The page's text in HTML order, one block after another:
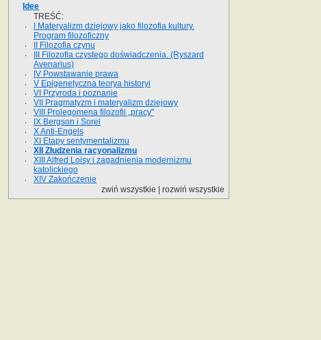
Idee
TREŚĆ:
I Materyalizm dziejowy jako filozofia kultury.
Program filozoficzny
II Filozofia czynu
III Filozofia czystego doświadczenia. (Ryszard
Avenarius)
IV Powstawanie prawa
V Epigenetyczna teorya historyi
VI Przyroda i poznanie
VII Pragmatyzm i materyalizm dziejowy
VIII Prolegomena filozofii „pracy"
IX Bergson i Sorel
X Anti-Engels
XI Etapy sentymentalizmu
XII Złudzenia racyonalizmu
XIII Alfred Loisy i zagadnienia modernizmu
katolickiego
XIV Zakończenie
zwiń wszystkie |rozwiń wszystkie